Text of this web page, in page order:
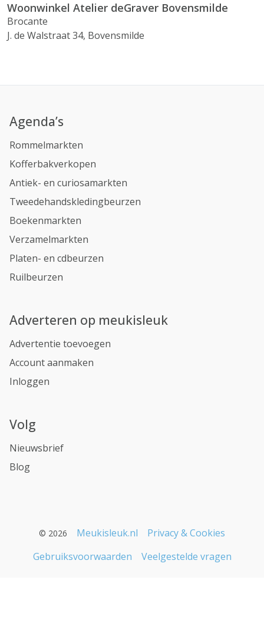
Woonwinkel Atelier deGraver Bovensmilde
Brocante
J. de Walstraat 34, Bovensmilde
Agenda’s
Rommelmarkten
Kofferbakverkopen
Antiek- en curiosamarkten
Tweedehandskledingbeurzen
Boekenmarkten
Verzamelmarkten
Platen- en cdbeurzen
Ruilbeurzen
Adverteren op meukisleuk
Advertentie toevoegen
Account aanmaken
Inloggen
Volg
Nieuwsbrief
Blog
© 2026 Meukisleuk.nl
Privacy & Cookies
Gebruiksvoorwaarden
Veelgestelde vragen